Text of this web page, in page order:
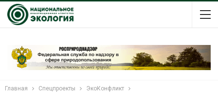
Главная Спецпроекты ЭкоКонфликт